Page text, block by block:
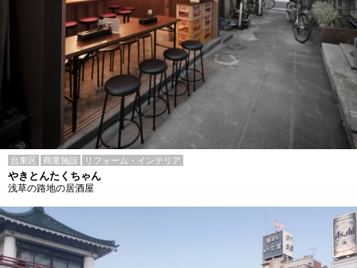
台東区 商業施設 リフォーム・インテリア
やきとんたくちゃん
浅草の路地の居酒屋